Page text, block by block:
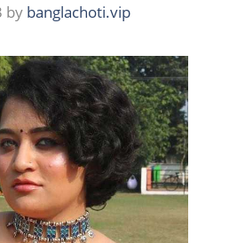
by banglachoti.vip